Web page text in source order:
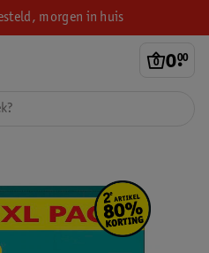
morgen in huis
0.
00